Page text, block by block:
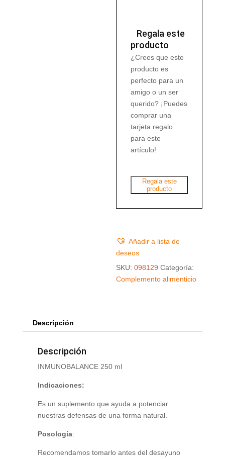
Regala este
producto
¿Crees que este
producto es
perfecto para un
amigo o un ser
querido? ¡Puedes
comprar una
tarjeta regalo
para este
artículo!
Regala este
producto
Añadir a lista de
deseos
SKU:098129 Categoría:
Complemento alimenticio
Descripción
Descripción
INMUNOBALANCE 250 ml
Indicaciones:
Es un suplemento que ayuda a potenciar
nuestras defensas de una forma natural.
Posología:
Recomendamos tomarlo antes del desayuno